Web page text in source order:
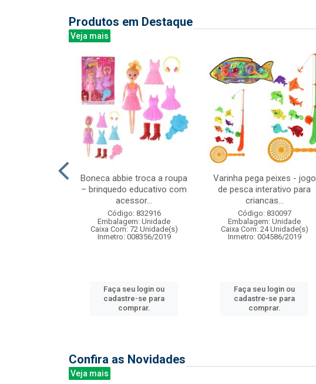
Produtos em Destaque
Veja mais
Boneca abbie troca a roupa
– brinquedo educativo com
acessor...
Código: 832916
Embalagem: Unidade
Caixa Com: 72 Unidade(s)
Inmetro: 008356/2019
Faça seu login ou
cadastre-se para
comprar.
Varinha pega peixes - jogo
de pesca interativo para
criancas...
Código: 830097
Embalagem: Unidade
Caixa Com: 24 Unidade(s)
Inmetro: 004586/2019
Faça seu login ou
cadastre-se para
comprar.
Confira as Novidades
Veja mais